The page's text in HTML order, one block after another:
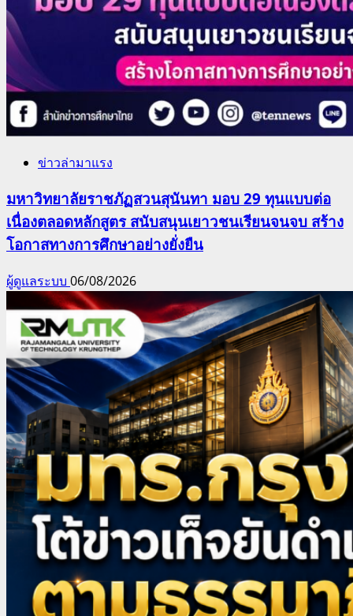
ข่าวล่ามาแรง
มหาวิทยาลัยราชภัฏสวนสุนันทา มอบ 29 ทุนแบบต่อ
เนื่องตลอดหลักสูตร สนับสนุนเยาวชนเรียนจนจบ สร้าง
โอกาสทางการศึกษาอย่างยั่งยืน
ผู้ดูแลระบบ 06/08/2026